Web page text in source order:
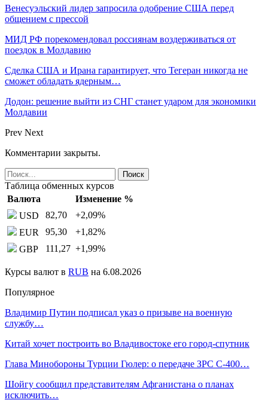
Венесуэльский лидер запросила одобрение США перед
общением с прессой
МИД РФ порекомендовал россиянам воздерживаться от
поездок в Молдавию
Сделка США и Ирана гарантирует, что Тегеран никогда не
сможет обладать ядерным…
Додон: решение выйти из СНГ станет ударом для экономики
Молдавии
Prev Next
Комментарии закрыты.
Таблица обменных курсов
Валюта
Изменение %
USD
82,70 +2,09%
EUR
95,30 +1,82%
GBP
111,27 +1,99%
Курсы валют в RUB на 6.08.2026
Популярное
Владимир Путин подписал указ о призыве на военную
службу…
Китай хочет построить во Владивостоке его город-спутник
Глава Минобороны Турции Гюлер: о передаче ЗРС С-400…
Шойгу сообщил представителям Афганистана о планах
исключить…